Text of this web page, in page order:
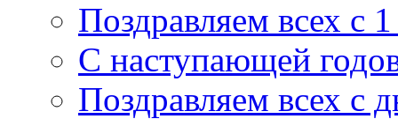
Поздравляем всех с
С наступающей
Поздравляем всех с